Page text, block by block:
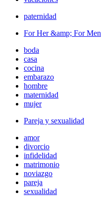
paternidad
For Her &amp; For Men
boda
casa
cocina
embarazo
hombre
maternidad
mujer
Pareja y sexualidad
amor
divorcio
infidelidad
matrimonio
noviazgo
pareja
sexualidad